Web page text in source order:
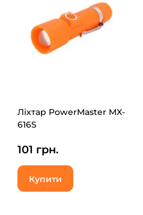
Ліхтар PowerMaster MX-
616S
101 грн.
Купити